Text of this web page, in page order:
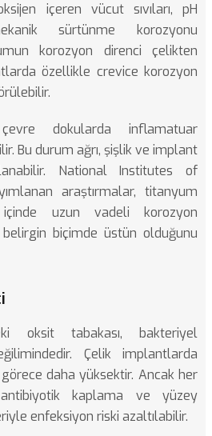
içeren vücut sıvıları, pH
sürtünme korozyonu
korozyon direnci çelikten
özellikle crevice korozyon
dokularda inflamatuar
Bu durum ağrı, şişlik ve implant
National Institutes of
araştırmalar, titanyum
içinde uzun vadeli korozyon
biçimde üstün olduğunu
oksit tabakası, bakteriyel
Çelik implantlarda
daha yüksektir. Ancak her
kaplama ve yüzey
enfeksiyon riski azaltılabilir.